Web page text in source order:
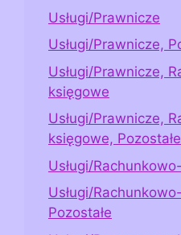
Usługi/Prawnicze
Usługi/Prawnicze,
Usługi/Prawnicze,
księgowe
Usługi/Prawnicze,
księgowe, Pozostałe
Usługi/
Usługi/
Pozostałe